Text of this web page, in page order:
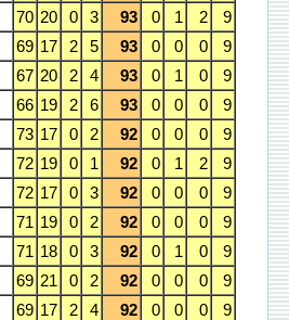
70 20 0 3 93 0 1 2
9
69 17 2 5 93 0 0 0
9
67 20 2 4 93 0 1 0
9
66 19 2 6 93 0 0 0
9
73 17 0 2 92 0 0 0
9
72 19 0 1 92 0 1 2
9
72 17 0 3 92 0 0 0
9
71 19 0 2 92 0 0 0
9
71 18 0 3 92 0 1 0
9
69 21 0 2 92 0 0 0
9
69 17 2 4 92 0 0 0
9